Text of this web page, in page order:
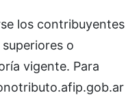
los contribuyentes
o
vigente. Para